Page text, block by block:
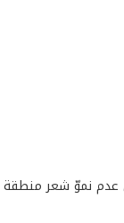
عدم نموّ شعر